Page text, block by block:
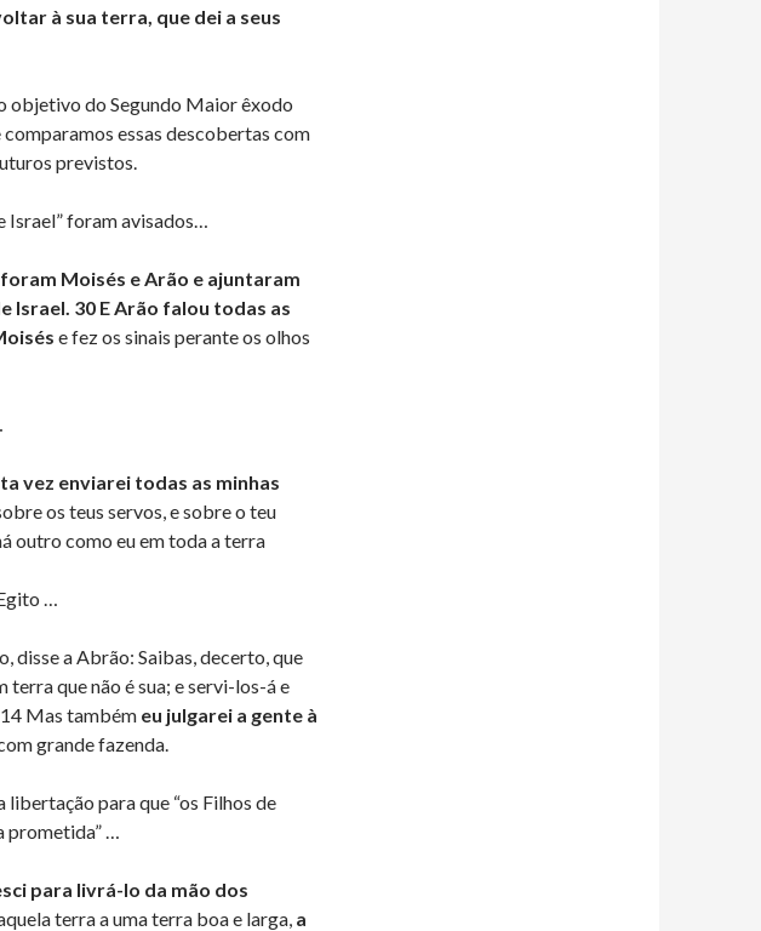
à sua terra, que dei a seus
objetivo do Segundo Maior êxodo
essas descobertas com
previstos.
Israel” foram avisados…
Moisés e Arão e ajuntaram
Israel. 30 E Arão falou todas as
e fez os sinais perante os olhos
vez enviarei todas as minhas
os teus servos, e sobre o teu
outro como eu em toda a terra
…
disse a Abrão: Saibas, decerto, que
terra que não é sua; e servi-los-á e
Mas também eu julgarei a gente à
grande fazenda.
para que “os Filhos de
prometida” …
para livrá-lo da mão dos
terra a uma terra boa e larga, a